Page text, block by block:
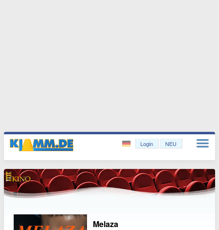
Login NEU
Melaza